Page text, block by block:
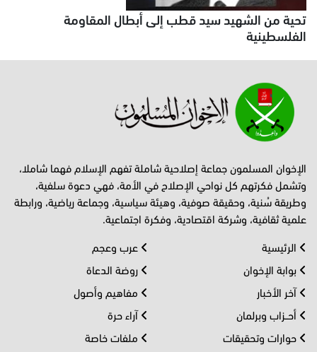
تحية من الشهيد سيد قطب إلى أبطال المقاومة
الفلسطينية
الإخوان المسلمون جماعة إصلاحية شاملة تفهم الإسلام فهما شاملا،
وتشمل فكرتهم كل نواحي الإصلاح في الأمة، فهي دعوة سلفية،
وطريقة سُنية، وحقيقة صوفية، وهيئة سياسية، وجماعة رياضية، ورابطة
علمية ثقافية، وشركة اقتصادية، وفكرة اجتماعية.
الرئيسية
بوابة الإخوان
آخر الأخبار
أحــزاب وبرلمان
حوارات وتحقيقات
عرب وعجم
روضة الدعاة
مفاهيم وأصول
آراء حرة
ملفات خاصة